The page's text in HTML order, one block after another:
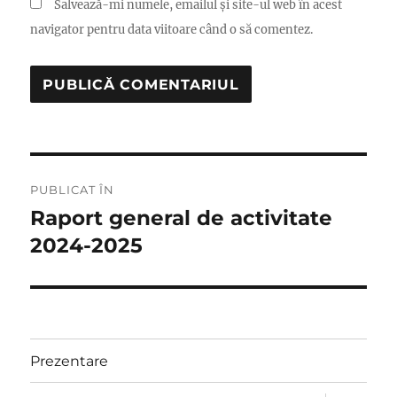
Salvează-mi numele, emailul și site-ul web în acest
navigator pentru data viitoare când o să comentez.
în
articole
PUBLICAT ÎN
Raport general de activitate
2024-2025
Prezentare